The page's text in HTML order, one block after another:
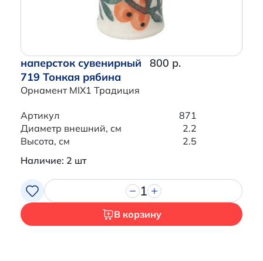
наперсток сувенирный
719 Тонкая рябина
Орнамент MIX1 Традиция
800 р.
Артикул
871
Диаметр внешний, см
2.2
Высота, см
2.5
Наличие: 2 шт
1
В корзину